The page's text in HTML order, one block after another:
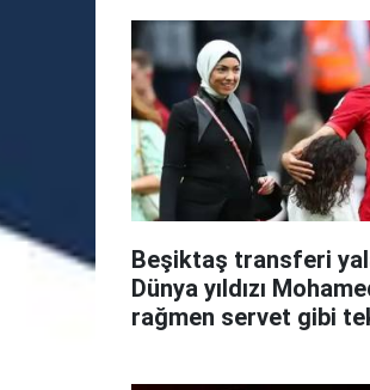
Beşiktaş transferi
Dünya yıldızı
rağmen servet gibi